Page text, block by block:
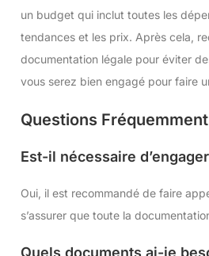
un budget qui inclut toutes les
tendances et les prix. Après cela,
documentation légale pour éviter
vous serez bien engagé pour faire
Questions
Est-il nécessaire
Oui, il est recommandé de faire
s’assurer que toute la
Quels documents ai-je